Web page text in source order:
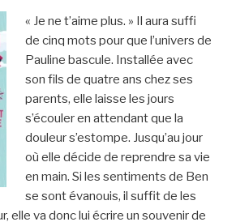
« Je ne t’aime plus. » Il aura suffi
de cinq mots pour que l’univers de
Pauline bascule. Installée avec
son fils de quatre ans chez ses
parents, elle laisse les jours
s’écouler en attendant que la
douleur s’estompe. Jusqu’au jour
où elle décide de reprendre sa vie
en main. Si les sentiments de Ben
se sont évanouis, il suffit de les
elle va donc lui écrire un souvenir de